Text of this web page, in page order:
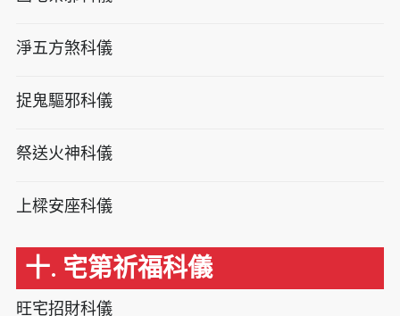
淨五方煞科儀
捉鬼驅邪科儀
祭送火神科儀
上樑安座科儀
十. 宅第祈福科儀
旺宅招財科儀